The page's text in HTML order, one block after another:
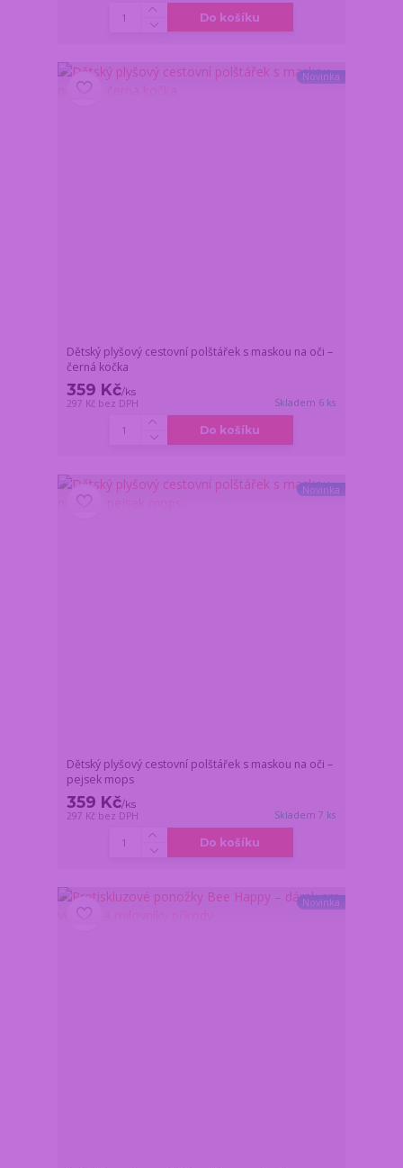
Do košíku
Novinka
Dětský plyšový cestovní polštářek s maskou na oči –
černá kočka
359 Kč/ks
297 Kč bez DPH Skladem 6 ks
Do košíku
Novinka
Dětský plyšový cestovní polštářek s maskou na oči –
pejsek mops
359 Kč/ks
297 Kč bez DPH Skladem 7 ks
Do košíku
Novinka